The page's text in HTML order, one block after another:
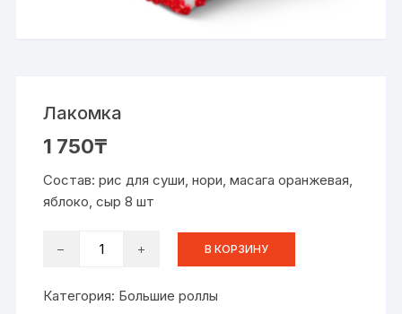
Лакомка
1 750₸
Состав: рис для суши, нори, масага оранжевая,
яблоко, сыр 8 шт
Количество
В КОРЗИНУ
Категория: Большие роллы